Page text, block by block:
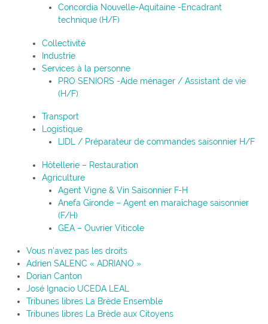
Concordia Nouvelle-Aquitaine -Encadrant
technique (H/F)
Collectivité
Industrie
Services à la personne
PRO SENIORS -Aide ménager / Assistant de vie
(H/F)
Transport
Logistique
LIDL / Préparateur de commandes saisonnier H/F
Hôtellerie – Restauration
Agriculture
Agent Vigne & Vin Saisonnier F-H
Anefa Gironde – Agent en maraîchage saisonnier
(F/H)
GEA – Ouvrier Viticole
Vous n’avez pas les droits
Adrien SALENC « ADRIANO »
Dorian Canton
José Ignacio UCEDA LEAL
Tribunes libres La Brède Ensemble
Tribunes libres La Brède aux Citoyens